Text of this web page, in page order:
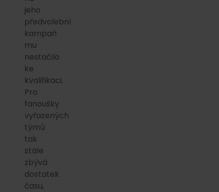
jeho
předvolební
kampaň
mu
nestačilo
ke
kvalifikaci.
Pro
fanoušky
vyřazených
týmů
tak
stále
zbývá
dostatek
času,